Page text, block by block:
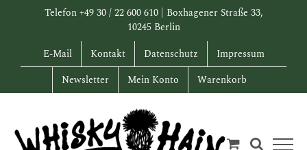
Telefon +49 30 / 22 600 610 | Boxhagener Straße 33,
10245 Berlin
E-Mail
Kontakt Datenschutz
Impressum
Newsletter
Mein Konto Warenkorb